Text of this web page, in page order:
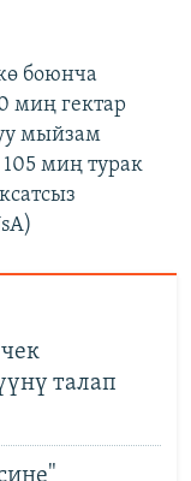
боюнча
миң гектар
мыйзам
105 миң турак
талап